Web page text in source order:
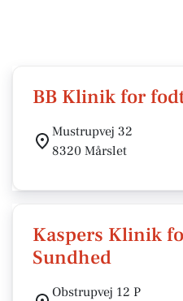
BB Klinik for
Mustrupvej 32
8320 Mårslet
Kaspers Klinik
Sundhed
Obstrupvej 12 P